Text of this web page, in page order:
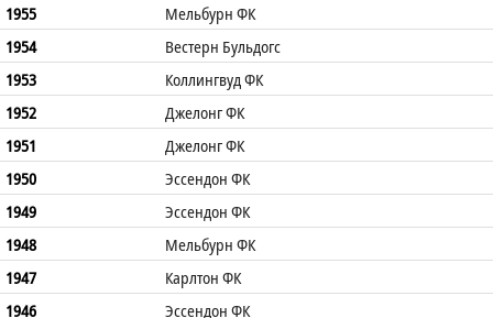
1955
Мельбурн ФК
1954
Вестерн Бульдогс
1953
Коллингвуд ФК
1952
Джелонг ФК
1951
Джелонг ФК
1950
Эссендон ФК
1949
Эссендон ФК
1948
Мельбурн ФК
1947
Карлтон ФК
1946
Эссендон ФК